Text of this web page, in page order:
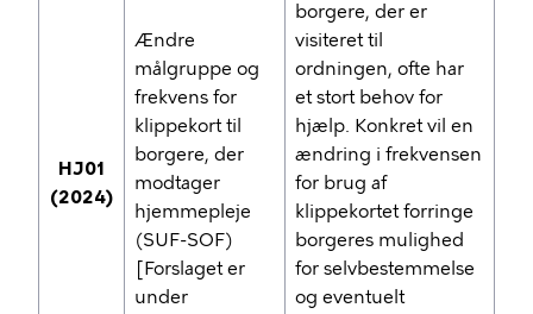
HJ01
(2024)
Ændre
målgruppe og
frekvens for
klippekort til
borgere, der
modtager
hjemmepleje
(SUF-SOF)
[Forslaget er
under
borgere, der er
visiteret til
ordningen, ofte har
et stort behov for
hjælp. Konkret vil en
ændring i frekvensen
for brug af
klippekortet forringe
borgeres mulighed
for selvbestemmelse
og eventuelt